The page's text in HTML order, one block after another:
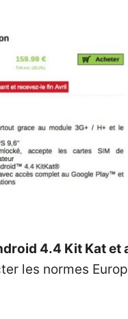
4.4 Kit Kat et
les normes